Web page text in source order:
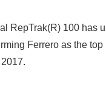
RepTrak(R) 100 has
Ferrero as the
English